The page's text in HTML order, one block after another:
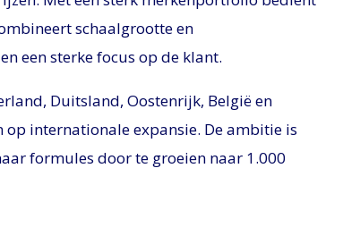
schaalgrootte en
een sterke focus op de klant.
Duitsland, Oostenrijk, België en
internationale expansie. De ambitie is
formules door te groeien naar 1.000